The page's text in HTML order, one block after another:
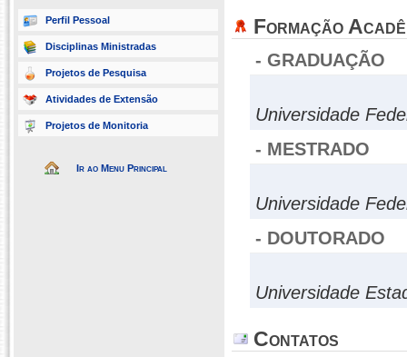
Perfil Pessoal
Disciplinas Ministradas
Projetos de Pesquisa
Atividades de Extensão
Projetos de Monitoria
Ir ao Menu Principal
Formação
- GRADUAÇÃO
Universidade
- MESTRADO
Universidade
- DOUTORADO
Universidade
Contatos